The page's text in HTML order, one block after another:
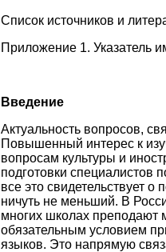
Список источников и
Приложение 1. Указатель
Введение
Актуальность вопросов,
Повышенный интерес к
вопросам культуры и
подготовки
все это свидетельствует
ничуть не меньший. В
многих школах преподают
обязательным условием
языков. Это напрямую